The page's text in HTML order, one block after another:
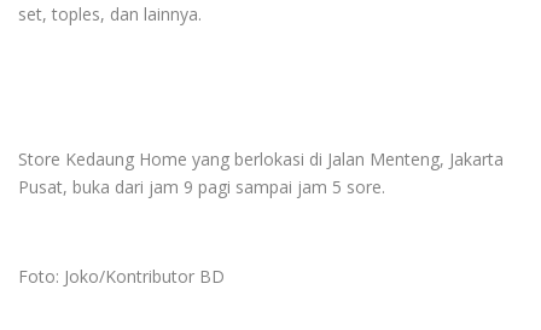
set, toples, dan lainnya.
Store Kedaung Home yang berlokasi di Jalan Menteng, Jakarta
Pusat, buka dari jam 9 pagi sampai jam 5 sore.
Foto: Joko/Kontributor BD